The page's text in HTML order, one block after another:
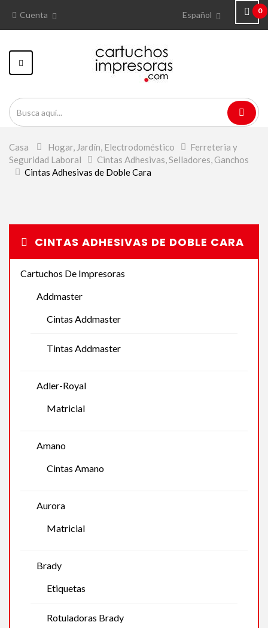
0
Español
Cuenta
Navegación
Toggle
Casa > Hogar, Jardín, Electrodoméstico > Ferreteria y
Seguridad Laboral
> Cintas Adhesivas, Selladores, Ganchos
> Cintas Adhesivas de Doble Cara
CINTAS ADHESIVAS DE DOBLE CARA
Cartuchos De Impresoras
Addmaster
Cintas Addmaster
Tintas Addmaster
Adler-Royal
Matricial
Amano
Cintas Amano
Aurora
Matricial
Brady
Etiquetas
Rotuladoras Brady